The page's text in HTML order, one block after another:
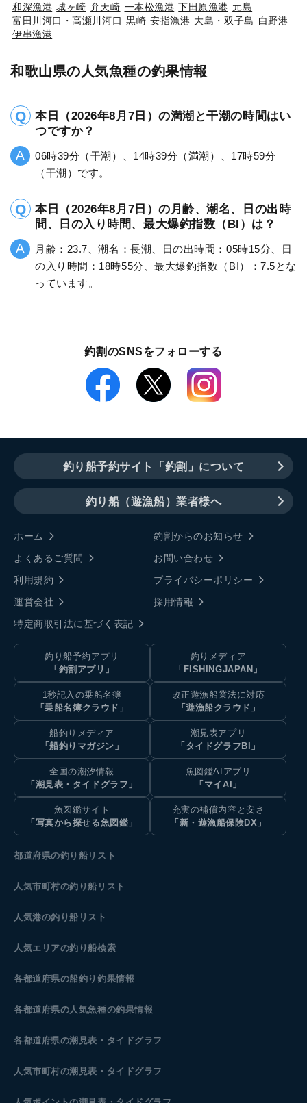
和深漁港 城ヶ崎 弁天崎 一本松漁港 下田原漁港 元島
富田川河口・高瀬川河口 黒崎 安指漁港 大島・双子島 白野港
伊串漁港
和歌山県の人気魚種の釣果情報
本日（2026年8月7日）の満潮と干潮の時間はい
つですか？
06時39分（干潮）、14時39分（満潮）、17時59分
（干潮）です。
本日（2026年8月7日）の月齢、潮名、日の出時
間、日の入り時間、最大爆釣指数（BI）は？
月齢：23.7、潮名：長潮、日の出時間：05時15分、日
の入り時間：18時55分、最大爆釣指数（BI）：7.5とな
っています。
釣割のSNSをフォローする
釣り船予約サイト「釣割」について
釣り船（遊漁船）業者様へ
ホーム
釣割からのお知らせ
よくあるご質問
お問い合わせ
利用規約
プライバシーポリシー
運営会社
採用情報
特定商取引法に基づく表記
釣り船予約アプリ
「釣割アプリ」
釣りメディア
「FISHINGJAPAN」
1秒記入の乗船名簿
「乗船名簿クラウド」
改正遊漁船業法に対応
「遊漁船クラウド」
船釣りメディア
「船釣りマガジン」
潮見表アプリ
「タイドグラフBI」
全国の潮汐情報
「潮見表・タイドグラフ」
魚図鑑AIアプリ
「マイAI」
魚図鑑サイト
「写真から探せる魚図鑑」
充実の補償内容と安さ
「新・遊漁船保険DX」
都道府県の釣り船リスト
人気市町村の釣り船リスト
人気港の釣り船リスト
人気エリアの釣り船検索
各都道府県の船釣り釣果情報
各都道府県の人気魚種の釣果情報
各都道府県の潮見表 ・タイドグラフ
人気市町村の潮見表・タイドグラフ